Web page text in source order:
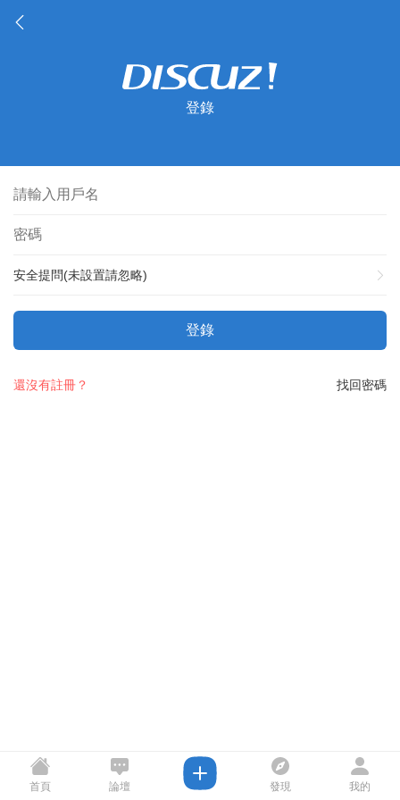
登錄
安全提問(未設置請忽略)
登錄
找回密碼
還沒有註冊？
首頁 論壇 發現 我的